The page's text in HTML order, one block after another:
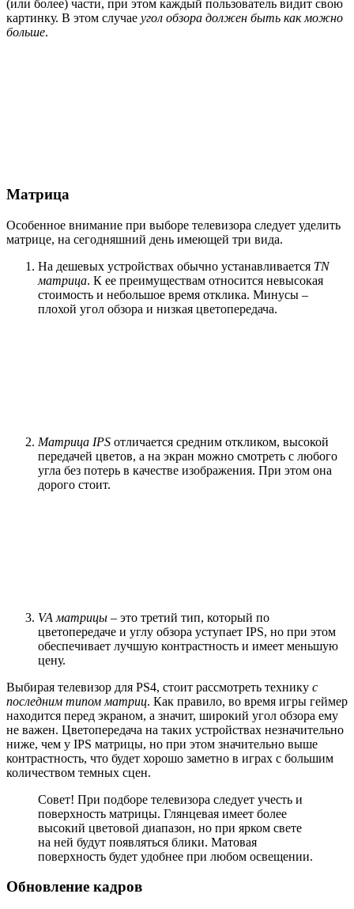
(или более) части, при этом каждый пользователь видит свою
картинку. В этом случае угол обзора должен быть как можно
больше.
Матрица
Особенное внимание при выборе телевизора следует уделить
матрице, на сегодняшний день имеющей три вида.
На дешевых устройствах обычно устанавливается TN
матрица. К ее преимуществам относится невысокая
стоимость и небольшое время отклика. Минусы –
плохой угол обзора и низкая цветопередача.
Матрица IPS отличается средним откликом, высокой
передачей цветов, а на экран можно смотреть с любого
угла без потерь в качестве изображения. При этом она
дорого стоит.
VA матрицы – это третий тип, который по
цветопередаче и углу обзора уступает IPS, но при этом
обеспечивает лучшую контрастность и имеет меньшую
цену.
Выбирая телевизор для PS4, стоит рассмотреть технику с
последним типом матриц. Как правило, во время игры геймер
находится перед экраном, а значит, широкий угол обзора ему
не важен. Цветопередача на таких устройствах незначительно
ниже, чем у IPS матрицы, но при этом значительно выше
контрастность, что будет хорошо заметно в играх с большим
количеством темных сцен.
Совет! При подборе телевизора следует учесть и
поверхность матрицы. Глянцевая имеет более
высокий цветовой диапазон, но при ярком свете
на ней будут появляться блики. Матовая
поверхность будет удобнее при любом освещении.
Обновление кадров